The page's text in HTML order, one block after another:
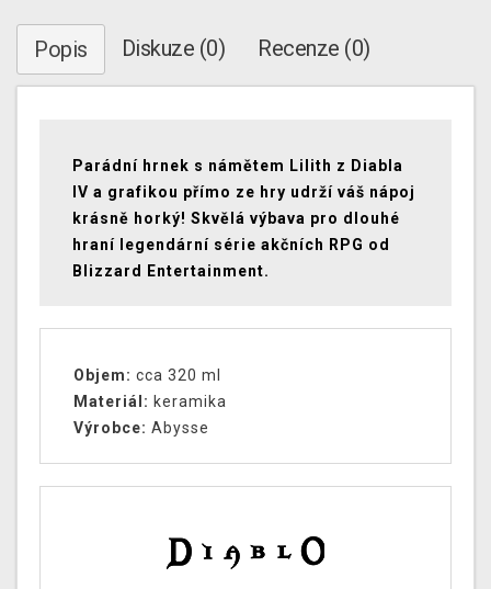
Popis Diskuze (0) Recenze (0)
Parádní hrnek s námětem Lilith z Diabla
IV a grafikou přímo ze hry udrží váš nápoj
krásně horký! Skvělá výbava pro dlouhé
hraní legendární série akčních RPG od
Blizzard Entertainment.
Objem: cca 320 ml
Materiál: keramika
Výrobce: Abysse